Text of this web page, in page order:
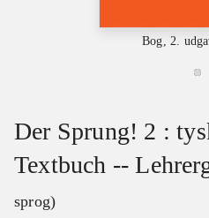
Bog, 2.
Der Sprung! 2 :
Textbuch --
sprog)